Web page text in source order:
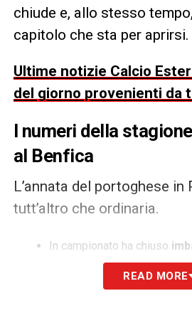
chiude e, allo stesso
capitolo che sta per aprirsi.
Ultime notizie Calcio
del giorno provenienti da
I numeri della
al Benfica
L’annata del portoghese
tutt’altro che ordinaria.
In campionato ha chiuso
che testimonia solidità e
Non è però riuscito a
READ MORE